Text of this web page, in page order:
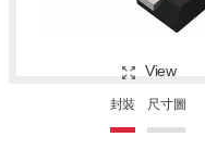
View
封裝 尺寸圖